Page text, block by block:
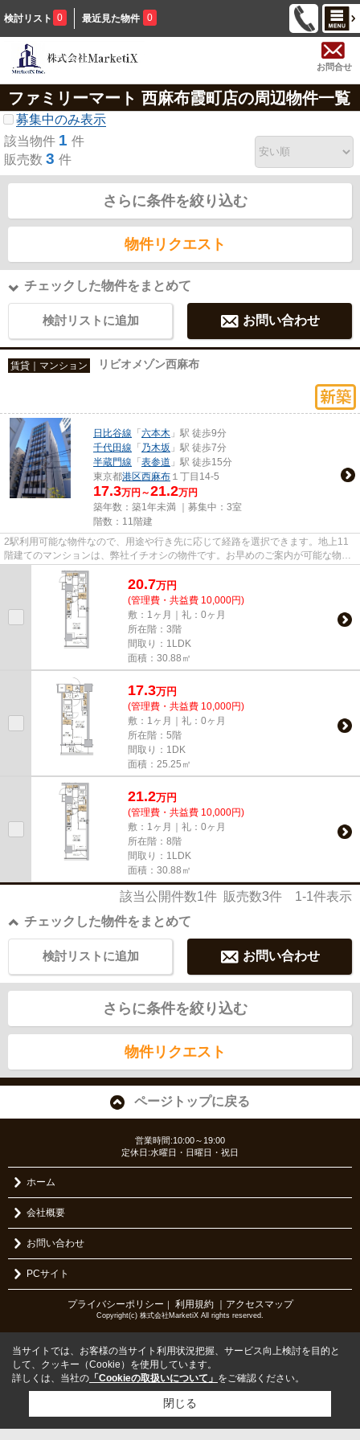
検討リスト 0 最近見た物件 0
お問合せ
ファミリーマート 西麻布霞町店の周辺物件一覧
募集中のみ表示
該当物件 1 件
販売数 3 件
さらに条件を絞り込む
物件リクエスト
チェックした物件をまとめて
検討リストに追加 お問い合わせ
賃貸｜マンション リビオメゾン西麻布
日比谷線 「六本木 」駅 徒歩9分
千代田線 「 乃木坂 」駅 徒歩7分
半蔵門線 「表参道 」駅 徒歩15分
東京都港区西麻布 １丁目14-5
17.3万円～21.2万円
築年数：築1年未満 ｜募集中： 3室
階数：11階建
2駅利用可能な物件なので、用途や行き先に応じて経路を選択できます。地上11
階建てのマンションは、弊社イチオシの物件です。お早めのご案内が可能な物件
となっておりますので、内見の...
20.7万円
(管理費・共益費 10,000円)
敷：1ヶ月｜礼：0ヶ月
所在階：3階
間取り：1LDK
面積：30.88㎡
17.3万円
(管理費・共益費 10,000円)
敷：1ヶ月｜礼：0ヶ月
所在階：5階
間取り：1DK
面積：25.25㎡
21.2万円
(管理費・共益費 10,000円)
敷：1ヶ月｜礼：0ヶ月
所在階：8階
間取り：1LDK
面積：30.88㎡
該当公開件数1件 販売数3件 1-1件表示
チェックした物件をまとめて
お問い合わせ
検討リストに追加
さらに条件を絞り込む
物件リクエスト
ページトップに戻る
営業時間:10:00～19:00
定休日:水曜日・日曜日・祝日
ホーム
会社概要
お問い合わせ
PCサイト
プライバシーポリシー ｜ 利用規約 ｜アクセスマップ
Copyright(c) 株式会社MarketiX All rights reserved.
当サイトでは、お客様の当サイト利用状況把握、サービス向上検討を目的と
して、クッキー（Cookie）を使用しています。
詳しくは、当社の 「Cookieの取扱いについて」 をご確認ください。
閉じる